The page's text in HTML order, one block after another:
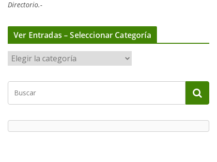
Directorio.-
Ver Entradas – Seleccionar Categoría
e
r
n
r